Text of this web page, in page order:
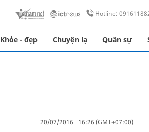
Hotline:
Khỏe - đẹp Chuyện lạ Quân sự
20/07/2016 16:26 (GMT+07:00)